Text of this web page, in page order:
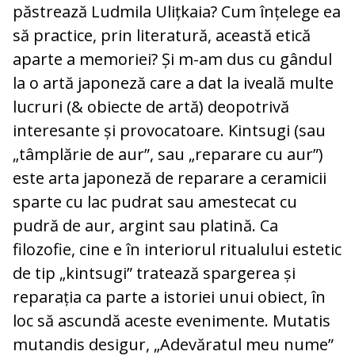
păstrează Ludmila Ulițkaia? Cum înțelege ea
să practice, prin literatură, această etică
aparte a memoriei? Și m-am dus cu gândul
la o artă japoneză care a dat la iveală multe
lucruri (& obiecte de artă) deopotrivă
interesante și provocatoare. Kintsugi (sau
„tâmplărie de aur”, sau „reparare cu aur”)
este arta japoneză de reparare a ceramicii
sparte cu lac pudrat sau amestecat cu
pudră de aur, argint sau platină. Ca
filozofie, cine e în interiorul ritualului estetic
de tip „kintsugi” tratează spargerea și
reparația ca parte a istoriei unui obiect, în
loc să ascundă aceste evenimente. Mutatis
mutandis desigur, „Adevăratul meu nume”